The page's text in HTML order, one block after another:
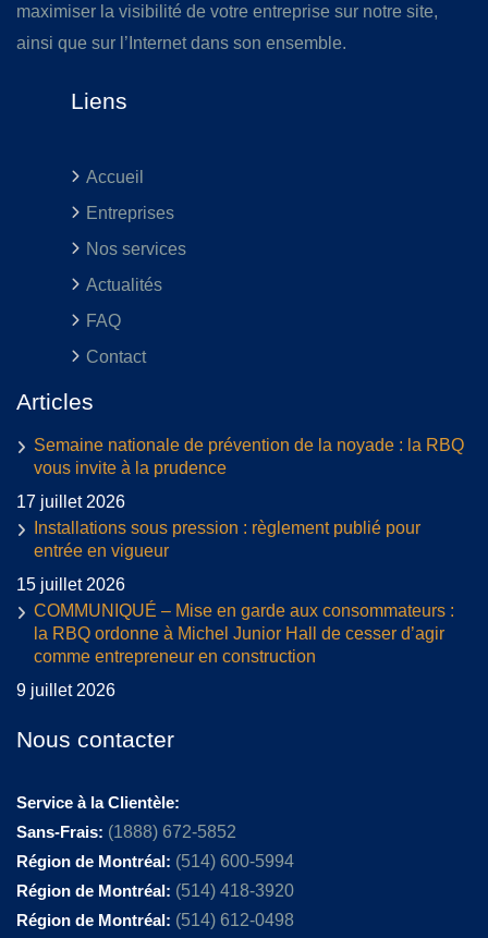
maximiser la visibilité de votre entreprise sur notre site,
ainsi que sur l’Internet dans son ensemble.
Liens
Accueil
Entreprises
Nos services
Actualités
FAQ
Contact
Articles
Semaine nationale de prévention de la noyade : la RBQ
vous invite à la prudence
17 juillet 2026
Installations sous pression : règlement publié pour
entrée en vigueur
15 juillet 2026
COMMUNIQUÉ – Mise en garde aux consommateurs :
la RBQ ordonne à Michel Junior Hall de cesser d’agir
comme entrepreneur en construction
9 juillet 2026
Nous contacter
Service à la Clientèle:
Sans-Frais: (1888) 672-5852
Région de Montréal: (514) 600-5994
Région de Montréal: (514) 418-3920
Région de Montréal: (514) 612-0498